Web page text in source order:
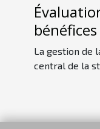
d'un
La gestion de
central de la